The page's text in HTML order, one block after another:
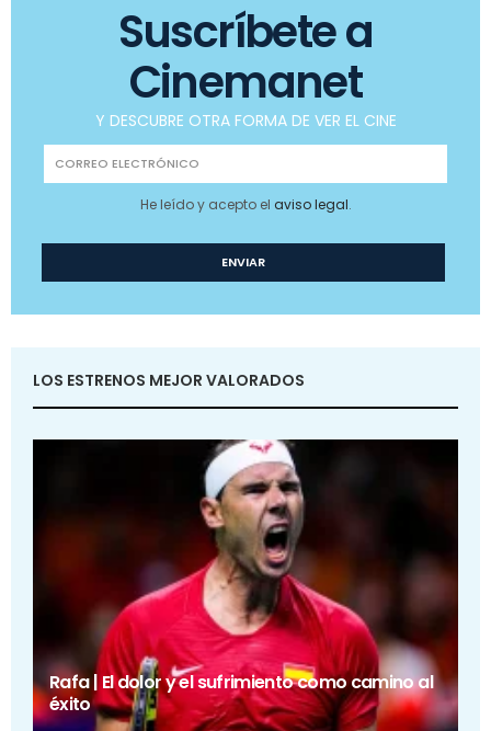
Suscríbete a
Cinemanet
Y DESCUBRE OTRA FORMA DE VER EL CINE
He leído y acepto el aviso legal.
LOS ESTRENOS MEJOR VALORADOS
Rafa | El dolor y el sufrimiento como camino al
éxito